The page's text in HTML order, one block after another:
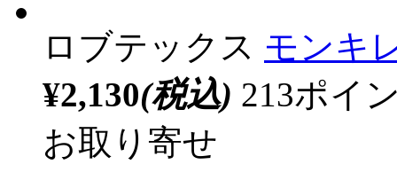
ロブテックス モンキ
¥2,130(税込) 213ポイ
お取り寄せ